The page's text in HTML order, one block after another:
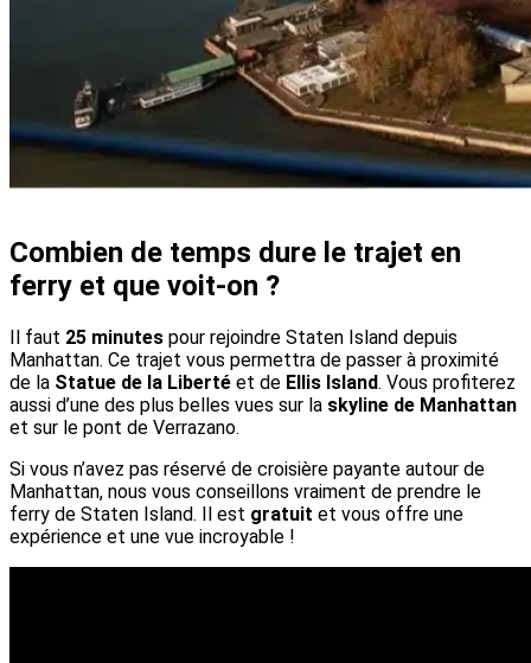
Combien de temps dure le trajet en
ferry et que voit-on ?
Il faut 25 minutes pour rejoindre Staten Island depuis
Manhattan. Ce trajet vous permettra de passer à proximité
de la Statue de la Liberté et de Ellis Island. Vous profiterez
aussi d’une des plus belles vues sur la skyline de Manhattan
et sur le pont de Verrazano.
Si vous n’avez pas réservé de croisière payante autour de
Manhattan, nous vous conseillons vraiment de prendre le
ferry de Staten Island. Il est gratuit et vous offre une
expérience et une vue incroyable !